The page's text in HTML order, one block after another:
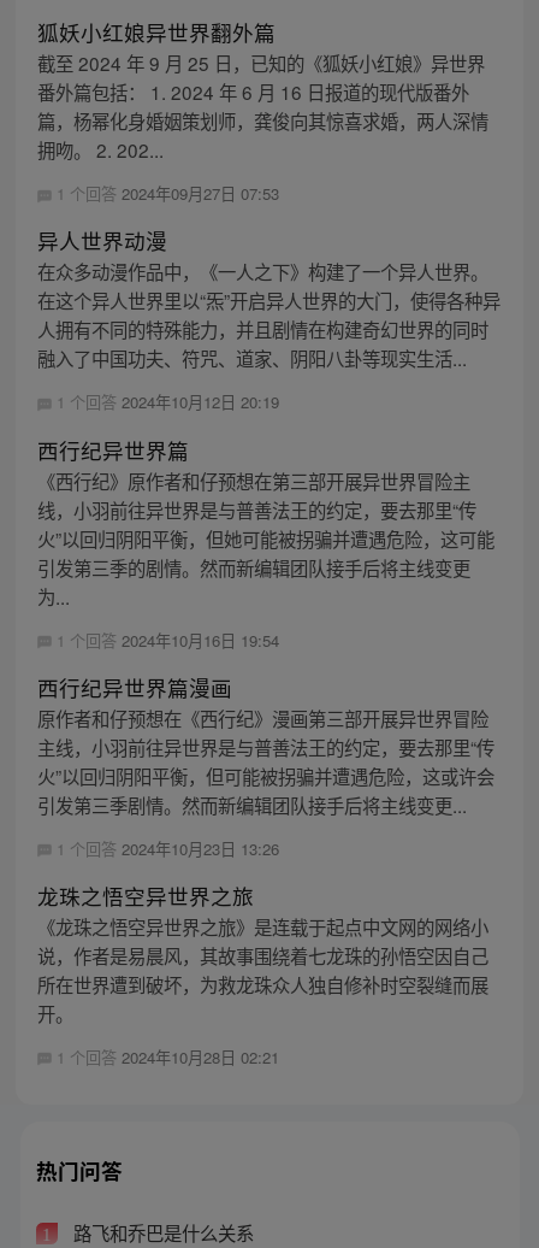
狐妖小红娘异世界翻外篇
截至 2024 年 9 月 25 日，已知的《狐妖小红娘》异世界
番外篇包括： 1. 2024 年 6 月 16 日报道的现代版番外
篇，杨幂化身婚姻策划师，龚俊向其惊喜求婚，两人深情
拥吻。 2. 202...
1 个回答 2024年09月27日 07:53
异人世界动漫
在众多动漫作品中，《一人之下》构建了一个异人世界。
在这个异人世界里以“炁”开启异人世界的大门，使得各种异
人拥有不同的特殊能力，并且剧情在构建奇幻世界的同时
融入了中国功夫、符咒、道家、阴阳八卦等现实生活...
1 个回答 2024年10月12日 20:19
西行纪异世界篇
《西行纪》原作者和仔预想在第三部开展异世界冒险主
线，小羽前往异世界是与普善法王的约定，要去那里“传
火”以回归阴阳平衡，但她可能被拐骗并遭遇危险，这可能
引发第三季的剧情。然而新编辑团队接手后将主线变更
为...
1 个回答 2024年10月16日 19:54
西行纪异世界篇漫画
原作者和仔预想在《西行纪》漫画第三部开展异世界冒险
主线，小羽前往异世界是与普善法王的约定，要去那里“传
火”以回归阴阳平衡，但可能被拐骗并遭遇危险，这或许会
引发第三季剧情。然而新编辑团队接手后将主线变更...
1 个回答 2024年10月23日 13:26
龙珠之悟空异世界之旅
《龙珠之悟空异世界之旅》是连载于起点中文网的网络小
说，作者是易晨风，其故事围绕着七龙珠的孙悟空因自己
所在世界遭到破坏，为救龙珠众人独自修补时空裂缝而展
开。
1 个回答 2024年10月28日 02:21
热门问答
1 路飞和乔巴是什么关系